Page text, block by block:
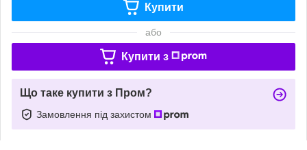
Купити
або
Купити з
Що таке купити з Пром?
Замовлення під захистом